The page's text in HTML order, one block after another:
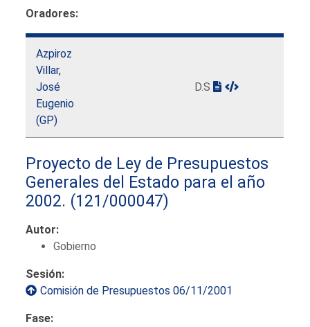
Oradores:
Azpiroz
Villar,
José
Eugenio
(GP)
D.S
Proyecto de Ley de Presupuestos
Generales del Estado para el año
2002. (121/000047)
Autor:
Gobierno
Sesión:
Comisión de Presupuestos 06/11/2001
Fase: